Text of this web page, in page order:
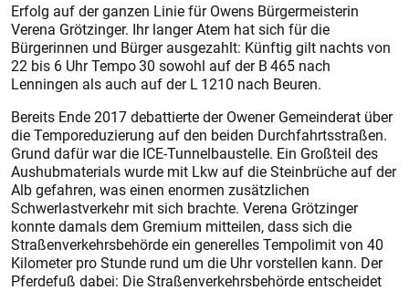
Erfolg auf der ganzen Linie für Owens Bürgermeisterin
Verena Grötzinger. Ihr langer Atem hat sich für die
Bürgerinnen und Bürger ausgezahlt: Künftig gilt nachts von
22 bis 6 Uhr Tempo 30 sowohl auf der B 465 nach
Lenningen als auch auf der L 1210 nach Beuren.
Bereits Ende 2017 debattierte der Owener Gemeinderat über
die Temporeduzierung auf den beiden Durchfahrtsstraßen.
Grund dafür war die ICE-Tunnelbaustelle. Ein Großteil des
Aushubmaterials wurde mit Lkw auf die Steinbrüche auf der
Alb gefahren, was einen enormen zusätzlichen
Schwerlastverkehr mit sich brachte. Verena Grötzinger
konnte damals dem Gremium mitteilen, dass sich die
Straßenverkehrsbehörde ein generelles Tempolimit von 40
Kilometer pro Stunde rund um die Uhr vorstellen kann. Der
Pferdefuß dabei: Die Straßenverkehrsbehörde entscheidet